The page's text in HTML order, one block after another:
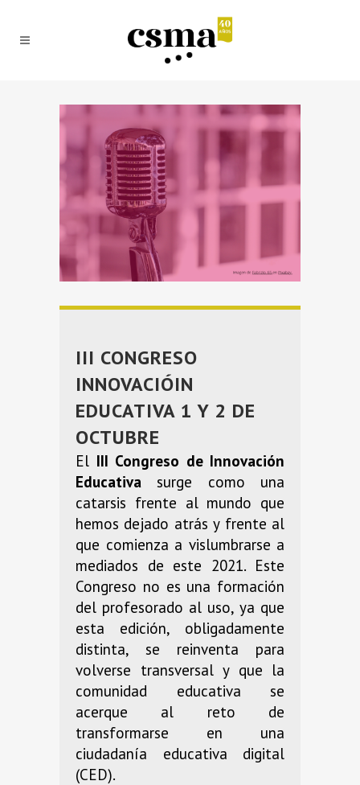
III CONGRESO
INNOVACIÓIN
EDUCATIVA 1 Y 2 DE
OCTUBRE
El III Congreso de Innovación
Educativa surge como una
catarsis frente al mundo que
hemos dejado atrás y frente al
que comienza a vislumbrarse a
mediados de este 2021. Este
Congreso no es una formación
del profesorado al uso, ya que
esta edición, obligadamente
distinta, se reinventa para
volverse transversal y que la
comunidad educativa se
acerque al reto de
transformarse en una
ciudadanía educativa digital
(CED).